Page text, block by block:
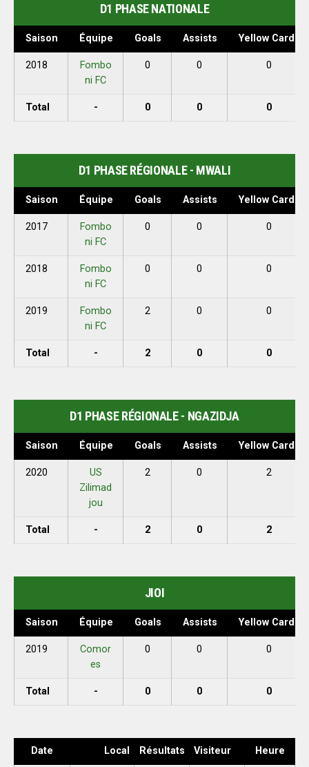
D1 PHASE NATIONALE
Saison Équipe Goals Assists Yellow Cards
2018
Fombo
ni FC
0 0 0
Total - 0 0 0
D1 PHASE RÉGIONALE - MWALI
Saison Équipe Goals Assists Yellow Cards
2017
Fombo
ni FC
0 0 0
2018
Fombo
ni FC
0 0 0
2019
Fombo
ni FC
2 0 0
Total - 2 0 0
D1 PHASE RÉGIONALE - NGAZIDJA
Saison Équipe Goals Assists Yellow Cards
2020
US
Zilimad
jou
2 0 2
Total - 2 0 2
JIOI
Saison Équipe Goals Assists Yellow Cards
2019
Comor
es
0 0 0
Total - 0 0 0
Date Local Résultats Visiteur Heure